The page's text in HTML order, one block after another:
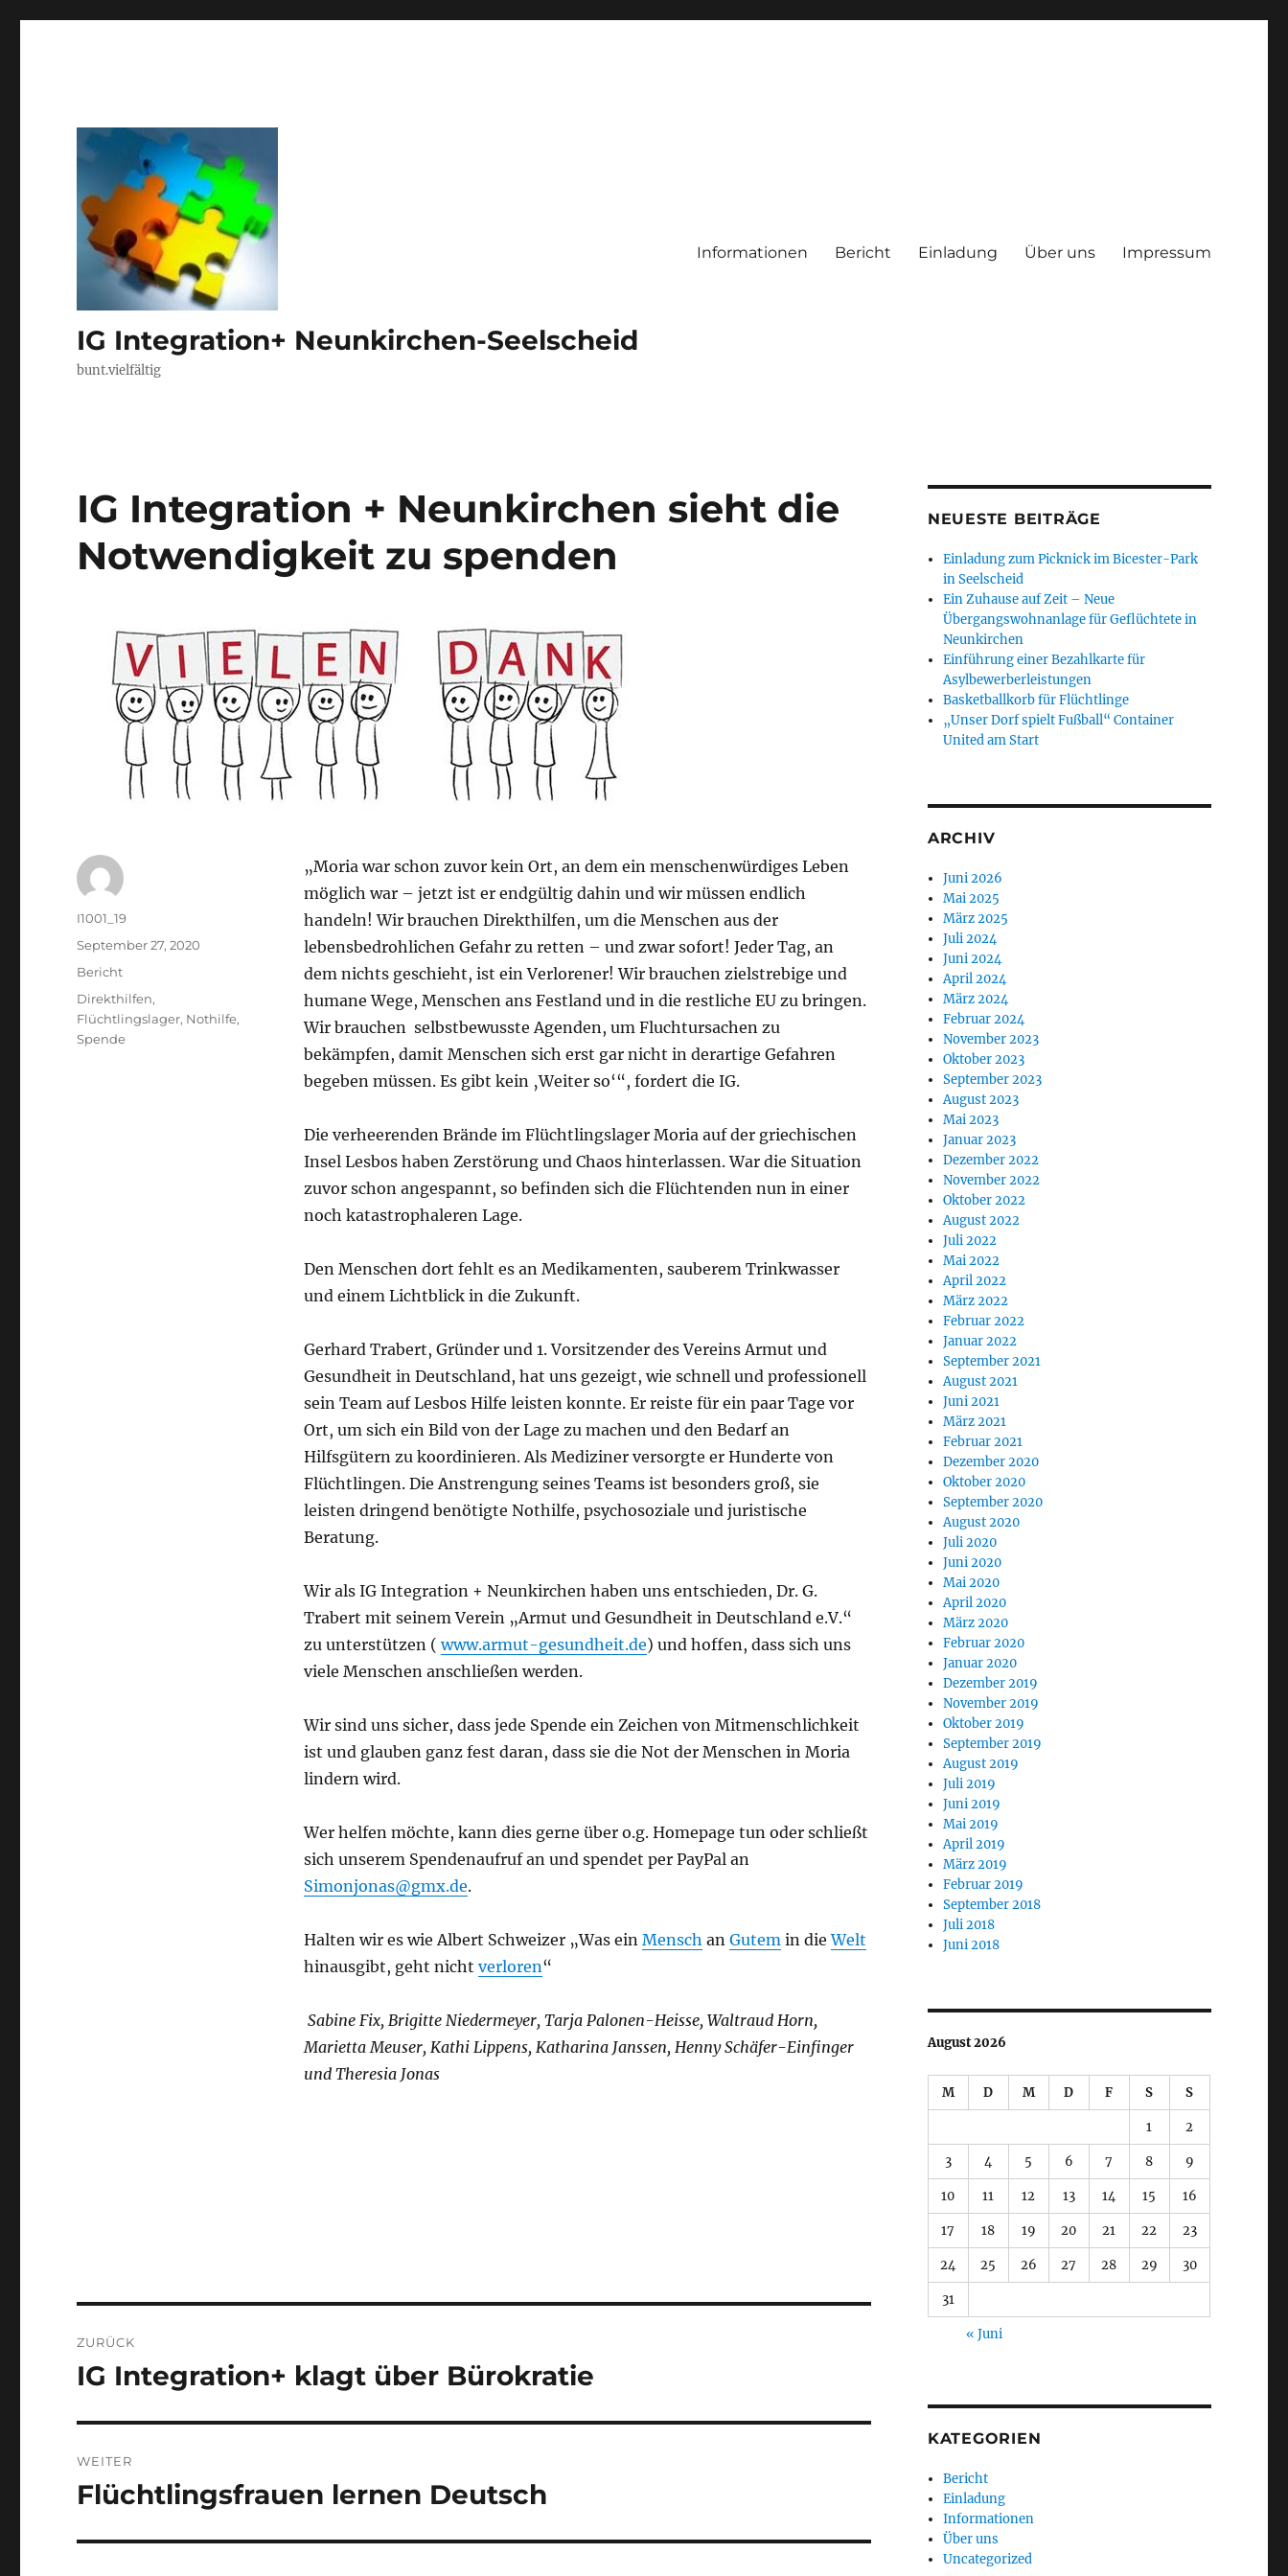
IG Integration+ Neunkirchen-Seelscheid
bunt.vielfältig
Informationen Bericht Einladung Über uns Impressum
IG Integration + Neunkirchen sieht die
Notwendigkeit zu spenden
„Moria war schon zuvor kein Ort, an dem ein menschenwürdiges Leben
möglich war – jetzt ist er endgültig dahin und wir müssen endlich
handeln! Wir brauchen Direkthilfen, um die Menschen aus der
lebensbedrohlichen Gefahr zu retten – und zwar sofort! Jeder Tag, an
dem nichts geschieht, ist ein Verlorener! Wir brauchen zielstrebige und
humane Wege, Menschen ans Festland und in die restliche EU zu bringen.
Wir brauchen selbstbewusste Agenden, um Fluchtursachen zu
bekämpfen, damit Menschen sich erst gar nicht in derartige Gefahren
begeben müssen. Es gibt kein ‚Weiter so‘“, fordert die IG.
Die verheerenden Brände im Flüchtlingslager Moria auf der griechischen
Insel Lesbos haben Zerstörung und Chaos hinterlassen. War die Situation
zuvor schon angespannt, so befinden sich die Flüchtenden nun in einer
noch katastrophaleren Lage.
Den Menschen dort fehlt es an Medikamenten, sauberem Trinkwasser
und einem Lichtblick in die Zukunft.
Gerhard Trabert, Gründer und 1. Vorsitzender des Vereins Armut und
Gesundheit in Deutschland, hat uns gezeigt, wie schnell und professionell
sein Team auf Lesbos Hilfe leisten konnte. Er reiste für ein paar Tage vor
Ort, um sich ein Bild von der Lage zu machen und den Bedarf an
Hilfsgütern zu koordinieren. Als Mediziner versorgte er Hunderte von
Flüchtlingen. Die Anstrengung seines Teams ist besonders groß, sie
leisten dringend benötigte Nothilfe, psychosoziale und juristische
Beratung.
Wir als IG Integration + Neunkirchen haben uns entschieden, Dr. G.
Trabert mit seinem Verein „Armut und Gesundheit in Deutschland e.V.“
zu unterstützen (www.armut-gesundheit.de) und hoffen, dass sich uns
viele Menschen anschließen werden.
Wir sind uns sicher, dass jede Spende ein Zeichen von Mitmenschlichkeit
ist und glauben ganz fest daran, dass sie die Not der Menschen in Moria
lindern wird.
Wer helfen möchte, kann dies gerne über o.g. Homepage tun oder schließt
sich unserem Spendenaufruf an und spendet per PayPal an
Simonjonas@gmx.de.
Halten wir es wie Albert Schweizer „Was ein Mensch an Gutemin dieWelt
hinausgibt, geht nicht verloren“
Sabine Fix, Brigitte Niedermeyer, Tarja Palonen-Heisse, Waltraud Horn,
Marietta Meuser, Kathi Lippens, Katharina Janssen, Henny Schäfer-Einfinger
und Theresia Jonas
Autor
I1001_19
Veröffentlicht
September 27, 2020
Kategorien
Bericht
Schlagwörter
Direkthilfen,
Flüchtlingslager, Nothilfe,
Spende
ZURÜCK
Vorheriger
IG Integration+ klagt über Bürokratie
WEITER
Nächster
Flüchtlingsfrauen lernen Deutsch
NEUESTE BEITRÄGE
Einladung zum Picknick im Bicester-Park
in Seelscheid
Ein Zuhause auf Zeit – Neue
Übergangswohnanlage für Geflüchtete in
Neunkirchen
Einführung einer Bezahlkarte für
Asylbewerberleistungen
Basketballkorb für Flüchtlinge
„Unser Dorf spielt Fußball“ Container
United am Start
ARCHIV
Juni 2026
Mai 2025
März 2025
Juli 2024
Juni 2024
April 2024
März 2024
Februar 2024
November 2023
Oktober 2023
September 2023
August 2023
Mai 2023
Januar 2023
Dezember 2022
November 2022
Oktober 2022
August 2022
Juli 2022
Mai 2022
April 2022
März 2022
Februar 2022
Januar 2022
September 2021
August 2021
Juni 2021
März 2021
Februar 2021
Dezember 2020
Oktober 2020
September 2020
August 2020
Juli 2020
Juni 2020
Mai 2020
April 2020
März 2020
Februar 2020
Januar 2020
Dezember 2019
November 2019
Oktober 2019
September 2019
August 2019
Juli 2019
Juni 2019
Mai 2019
April 2019
März 2019
Februar 2019
September 2018
Juli 2018
Juni 2018
August 2026
M D M D F S S
1 2
3 4 5 6 7 8 9
10 11 12 13 14 15 16
17 18 19 20 21 22 23
24 25 26 27 28 29 30
31
« Juni
KATEGORIEN
Bericht
Einladung
Informationen
Über uns
Uncategorized